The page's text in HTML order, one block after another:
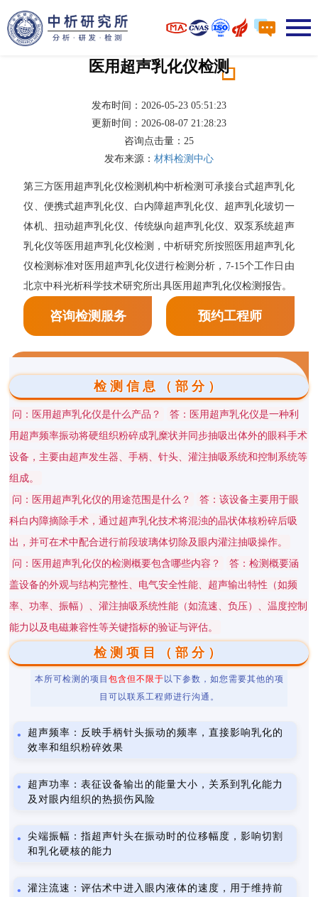
医用超声乳化仪检测
发布时间：2026-05-23 05:51:23
更新时间：2026-08-07 21:28:23
咨询点击量： 25
发布来源： 材料检测中心
第三方医用超声乳化仪检测机构中析检测可承接台式超声乳化
仪、便携式超声乳化仪、白内障超声乳化仪、超声乳化玻切一
体机、扭动超声乳化仪、传统纵向超声乳化仪、双泵系统超声
乳化仪等医用超声乳化仪检测，中析研究所按照医用超声乳化
仪检测标准对医用超声乳化仪进行检测分析，7-15个工作日由
北京中科光析科学技术研究所出具医用超声乳化仪检测报告。
咨询检测服务 预约工程师
检测信息（部分）
问：医用超声乳化仪是什么产品？
答：医用超声乳化仪是一种利
用超声频率振动将硬组织粉碎成乳糜状并同步抽吸出体外的眼科手术
设备，主要由超声发生器、手柄、针头、灌注抽吸系统和控制系统等
组成。
问：医用超声乳化仪的用途范围是什么？
答：该设备主要用于眼
科白内障摘除手术，通过超声乳化技术将混浊的晶状体核粉碎后吸
出，并可在术中配合进行前段玻璃体切除及眼内灌注抽吸操作。
问：医用超声乳化仪的检测概要包含哪些内容？
答：检测概要涵
盖设备的外观与结构完整性、电气安全性能、超声输出特性（如频
率、功率、振幅）、灌注抽吸系统性能（如流速、负压）、温度控制
能力以及电磁兼容性等关键指标的验证与评估。
检测项目（部分）
本所可检测的项目 包含但不限于 以下参数，如您需要其他的项
目可以联系工程师进行沟通。
超声频率：反映手柄针头振动的频率，直接影响乳化的
效率和组织粉碎效果
超声功率：表征设备输出的能量大小，关系到乳化能力
及对眼内组织的热损伤风险
尖端振幅：指超声针头在振动时的位移幅度，影响切割
和乳化硬核的能力
灌注流速：评估术中进入眼内液体的速度，用于维持前